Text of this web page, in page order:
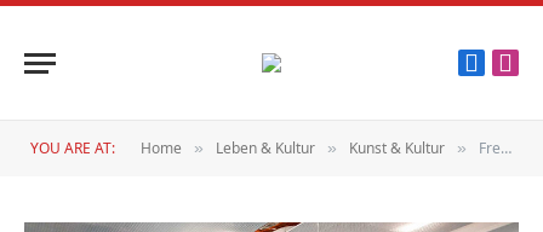
YOU ARE AT: Home » Leben & Kultur » Kunst & Kultur » Freier Eintritt